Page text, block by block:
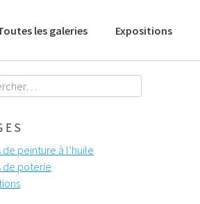
les galeries Expositions
:
de peinture à l’huile
de poterie